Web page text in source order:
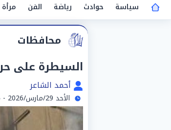
سياسة
حوادث رياضة الفن
محافظات
السيطرة على
أحمد الشاعر
الأحد 29/مارس/2026 - 02:05 م